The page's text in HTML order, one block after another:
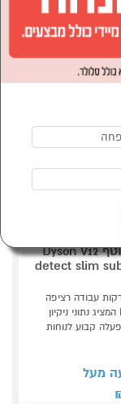
שואב שוטף Dyson V12
detect slim
קבוע לנוחות
מעל